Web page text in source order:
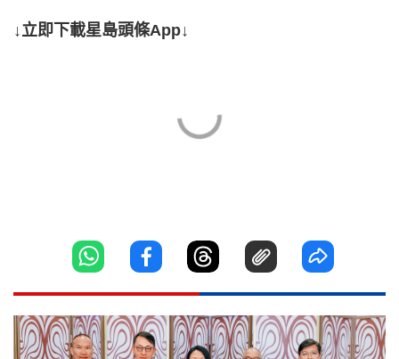
↓立即下載星島頭條App↓